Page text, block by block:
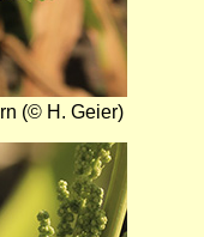
(© H. Geier)